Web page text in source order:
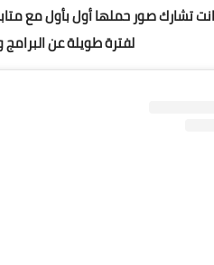
تشارك صور حملها أول بأول مع
لفترة طويلة عن